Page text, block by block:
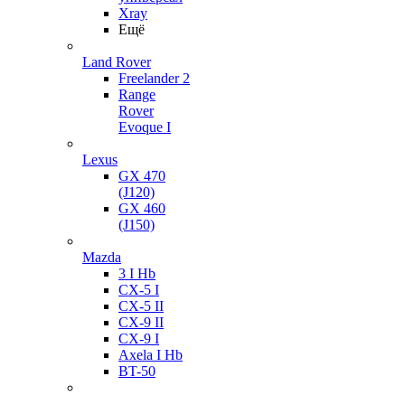
Xray
Ещё
Land Rover
Freelander 2
Range
Rover
Evoque I
Lexus
GX 470
(J120)
GX 460
(J150)
Mazda
3 I Hb
CX-5 I
CX-5 II
CX-9 II
CX-9 I
Axela I Hb
BT-50